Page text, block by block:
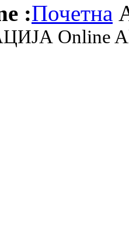
:Почетна
Online